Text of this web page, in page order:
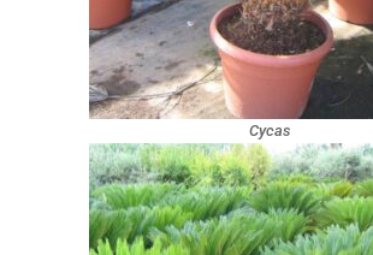
Cycas